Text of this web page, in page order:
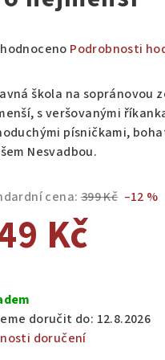
Podrobnosti
škola na sopránovou
s veršovanými
písničkami,
Nesvadbou.
cena: 399 Kč –12 %
Kč
doručit do: 12.8.2026
doručení